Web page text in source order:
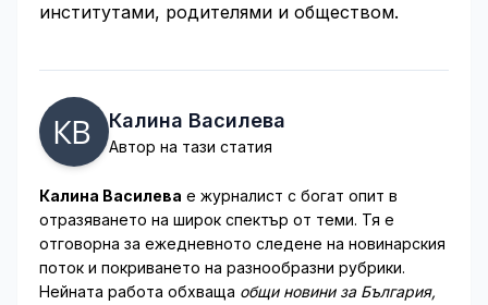
институтами, родителями и обществом.
Калина Василева
Автор на тази статия
Калина Василева е журналист с богат опит в
отразяването на широк спектър от теми. Тя е
отговорна за ежедневното следене на новинарския
поток и покриването на разнообразни рубрики.
Нейната работа обхваща общи новини за България,